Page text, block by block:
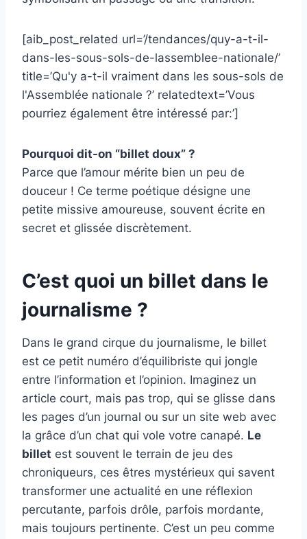
[aib_post_related url=’/tendances/quy-a-t-il-
dans-les-sous-sols-de-lassemblee-nationale/’
title=’Qu'y a-t-il vraiment dans les sous-sols de
l'Assemblée nationale ?’ relatedtext=’Vous
pourriez également être intéressé par:’]
Pourquoi dit-on “billet doux” ?
Parce que l’amour mérite bien un peu de
douceur ! Ce terme poétique désigne une
petite missive amoureuse, souvent écrite en
secret et glissée discrètement.
C’est quoi un billet dans le
journalisme ?
Dans le grand cirque du journalisme, le billet
est ce petit numéro d’équilibriste qui jongle
entre l’information et l’opinion. Imaginez un
article court, mais pas trop, qui se glisse dans
les pages d’un journal ou sur un site web avec
la grâce d’un chat qui vole votre canapé. Le
billet est souvent le terrain de jeu des
chroniqueurs, ces êtres mystérieux qui savent
transformer une actualité en une réflexion
percutante, parfois drôle, parfois mordante,
mais toujours pertinente. C’est un peu comme